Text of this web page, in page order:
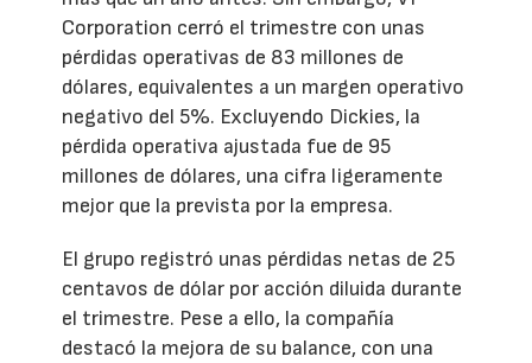
Corporation cerró el trimestre con unas
pérdidas operativas de 83 millones de
dólares, equivalentes a un margen operativo
negativo del 5%. Excluyendo Dickies, la
pérdida operativa ajustada fue de 95
millones de dólares, una cifra ligeramente
mejor que la prevista por la empresa.
El grupo registró unas pérdidas netas de 25
centavos de dólar por acción diluida durante
el trimestre. Pese a ello, la compañía
destacó la mejora de su balance, con una